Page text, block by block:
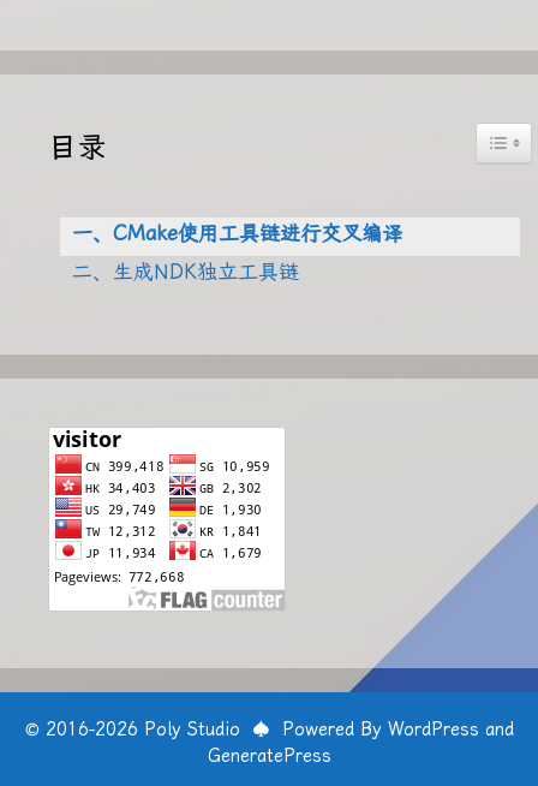
目录
一、CMake使用工具链进行交叉编译
二、生成NDK独立工具链
© 2016-2026 Poly Studio ­ ♠ ­ Powered By WordPress and
GeneratePress